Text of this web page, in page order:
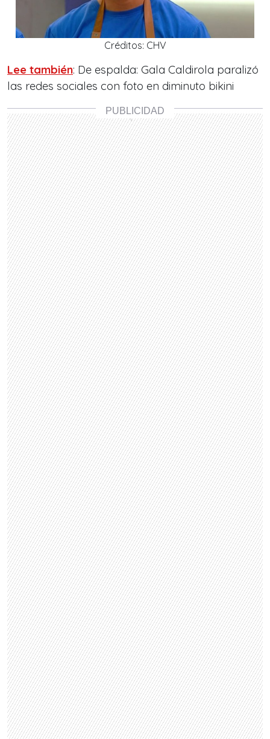
Créditos: CHV
Lee también: De espalda: Gala Caldirola paralizó
las redes sociales con foto en diminuto bikini